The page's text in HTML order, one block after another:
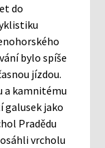
do
bylo spíše
jízdou.
a kamnitému
galusek jako
Pradědu
vrcholu